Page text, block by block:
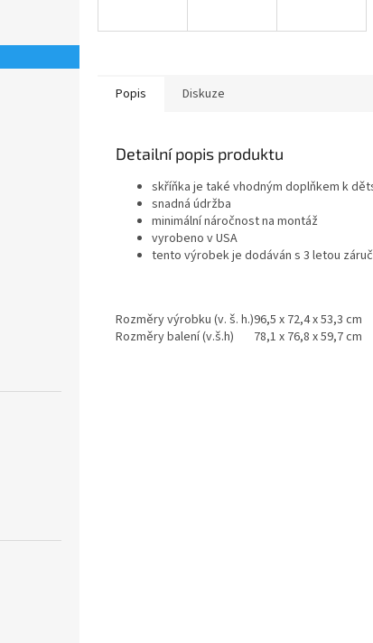
Popis Diskuze
Detailní popis produktu
skříňka je také vhodným doplňkem k
snadná údržba
minimální náročnost na montáž
vyrobeno v USA
tento výrobek je dodáván s 3 letou
Rozměry výrobku (v. š. h.)96,5 x 72,4 x 53,3 cm
Rozměry balení (v.š.h)
78,1 x 76,8 x 59,7 cm